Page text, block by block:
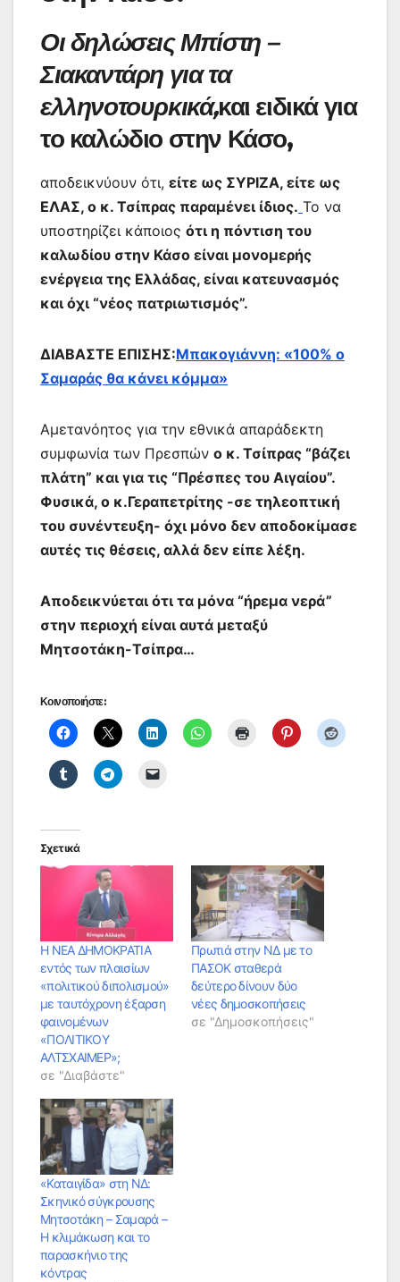
Οι δηλώσεις Μπίστη –
Σιακαντάρη για τα
ελληνοτουρκικά,και ειδικάγια
το καλώδιο στην Κάσο,
αποδεικνύουν ότι, είτε ως ΣΥΡΙΖΑ, είτε ως
ΕΛΑΣ, ο κ. Τσίπρας παραμένει ίδιος. Το να
υποστηρίζει κάποιος ότι η πόντιση του
καλωδίου στην Κάσο είναι μονομερής
ενέργεια της Ελλάδας, είναι κατευνασμός
και όχι “νέος πατριωτισμός”.
ΔΙΑΒΑΣΤΕ ΕΠΙΣΗΣ:Μπακογιάννη: «100% ο
Σαμαράς θα κάνει κόμμα»
Αμετανόητος για την εθνικά απαράδεκτη
συμφωνία των Πρεσπών ο κ. Τσίπρας “βάζει
πλάτη” και για τις “Πρέσπες του Αιγαίου”.
Φυσικά, ο κ.Γεραπετρίτης -σε τηλεοπτική
του συνέντευξη- όχι μόνο δεν αποδοκίμασε
αυτές τις θέσεις, αλλά δεν είπε λέξη.
Αποδεικνύεται ότι τα μόνα “ήρεμα νερά”
στην περιοχή είναι αυτά μεταξύ
Μητσοτάκη-Τσίπρα…
Κοινοποιήστε:
Σχετικά
Η ΝΕΑ ΔΗΜΟΚΡΑΤΙΑ
εντός των πλαισίων
«πολιτικού διπολισμού»
με ταυτόχρονη έξαρση
φαινομένων
«ΠΟΛΙΤΙΚΟΥ
ΑΛΤΣΧΑΙΜΕΡ»;
σε "Διαβάστε"
Πρωτιά στην ΝΔ με το
ΠΑΣΟΚ σταθερά
δεύτερο δίνουν δύο
νέες δημοσκοπήσεις
σε "Δημοσκοπήσεις"
«Καταιγίδα» στη ΝΔ:
Σκηνικό σύγκρουσης
Μητσοτάκη – Σαμαρά –
Η κλιμάκωση και το
παρασκήνιο της
κόντρας